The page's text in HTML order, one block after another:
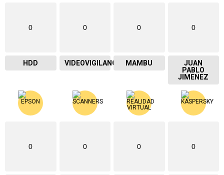
0
HDD
0
VIDEOVIGILANCIA
0
MAMBU
0
JUAN
PABLO
JIMENEZ
0 0 0 0